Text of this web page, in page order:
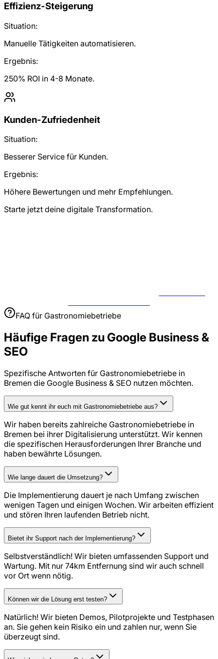
Effizienz-Steigerung
Situation:
Manuelle Tätigkeiten automatisieren.
Ergebnis:
250% ROI in 4-8 Monate.
Kunden-Zufriedenheit
Situation:
Besserer Service für Kunden.
Ergebnis:
Höhere Bewertungen und mehr Empfehlungen.
Starte jetzt deine digitale Transformation.
FAQ für Gastronomiebetriebe
Häufige Fragen zu Google Business &
SEO
Spezifische Antworten für Gastronomiebetriebe in
Bremen die Google Business & SEO nutzen möchten.
Wie gut kennt ihr euch mit Gastronomiebetriebe aus?
Wir haben bereits zahlreiche Gastronomiebetriebe in
Bremen bei ihrer Digitalisierung unterstützt. Wir kennen
die spezifischen Herausforderungen Ihrer Branche und
haben bewährte Lösungen.
Wie lange dauert die Umsetzung?
Die Implementierung dauert je nach Umfang zwischen
wenigen Tagen und einigen Wochen. Wir arbeiten effizient
und stören Ihren laufenden Betrieb nicht.
Bietet ihr Support nach der Implementierung?
Selbstverständlich! Wir bieten umfassenden Support und
Wartung. Mit nur 74km Entfernung sind wir auch schnell
vor Ort wenn nötig.
Können wir die Lösung erst testen?
Natürlich! Wir bieten Demos, Pilotprojekte und Testphasen
an. Sie gehen kein Risiko ein und zahlen nur, wenn Sie
überzeugt sind.